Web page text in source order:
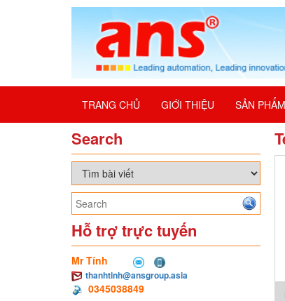
TRANG CHỦ GIỚI THIỆU SẢN PHẨM
Search
Hỗ trợ trực tuyến
Mr Tính
thanhtinh@ansgroup.asia
0345038849